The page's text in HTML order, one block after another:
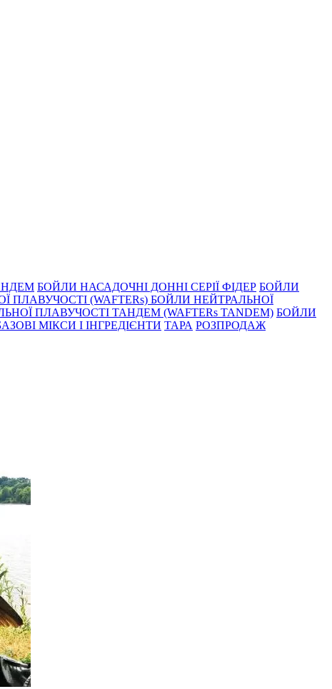
БОЙЛИ НАСАДОЧНI ДОННI СЕРIÏ ФIДЕР БОЙЛИ
ПЛАВУЧОСТI (WAFTERs) БОЙЛИ НЕЙТРАЛЬНОЇ
ПЛАВУЧОСТІ ТАНДЕМ (WAFTERs TANDEM) БОЙЛИ
МІКСИ І ІНГРЕДІЄНТИ ТАРА РОЗПРОДАЖ